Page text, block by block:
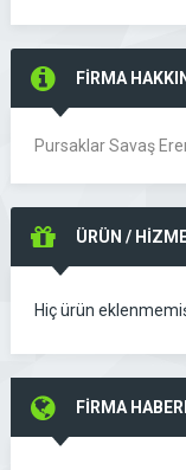
FİRMA
Pursaklar Savaş
ÜRÜN /
Hiç ürün
FİRMA